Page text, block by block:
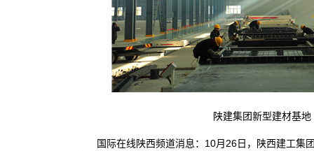
陕建集团新型建材基地
国际在线陕西频道消息：10月26日，陕西建工集团